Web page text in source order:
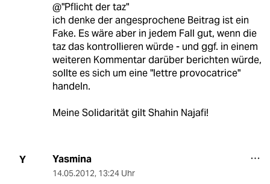
@"Pflicht der taz"
ich denke der angesprochene Beitrag ist ein
Fake. Es wäre aber in jedem Fall gut, wenn die
taz das kontrollieren würde - und ggf. in einem
weiteren Kommentar darüber berichten würde,
sollte es sich um eine "lettre provocatrice"
handeln.
Meine Solidarität gilt Shahin Najafi!
Y Yasmina
14.05.2012, 13:24 Uhr